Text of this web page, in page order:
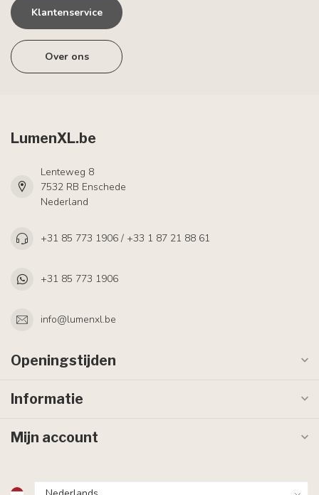
Klantenservice
Over ons
LumenXL.be
Lenteweg 8
7532 RB Enschede
Nederland
+31 85 773 1906 / +33 1 87 21 88 61
+31 85 773 1906
info@lumenxl.be
Openingstijden
Informatie
Mijn account